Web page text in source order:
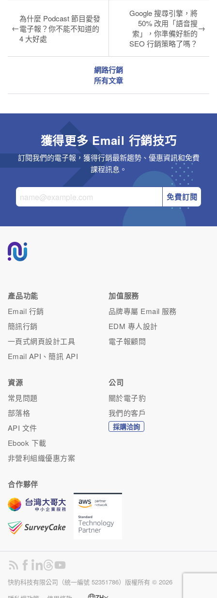
←
為什麼 Podcast 節目愛發
電子報？你不能不知道的
4 大好處
網路行銷
所有文章
Google 搜尋引擎，將
50% 改用「語音搜
索」，你準備好新的
SEO 行銷策略了嗎？
→
獲得更多 Email 行銷技巧
訂閱我們的電子報，獲得行銷最新趨勢、優惠資訊和免費
課程訊息。
免費訂閱
產品功能
Email 行銷
簡訊行銷
一頁式網頁設計工具
Email API、簡訊 API
加值服務
品牌專屬 Email 服務
EDM 專人設計
電子報顧問
資源
常見問題
部落格
API 文件
Ebook 下載
非營利組織優惠方案
公司
關於電子豹
我們的客戶
採購洽詢
合作夥伴
快豹科技有限公司（統一編號 52351786）版權所有 © 2026